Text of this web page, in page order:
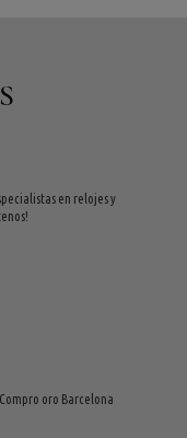
en relojes y
oro Barcelona